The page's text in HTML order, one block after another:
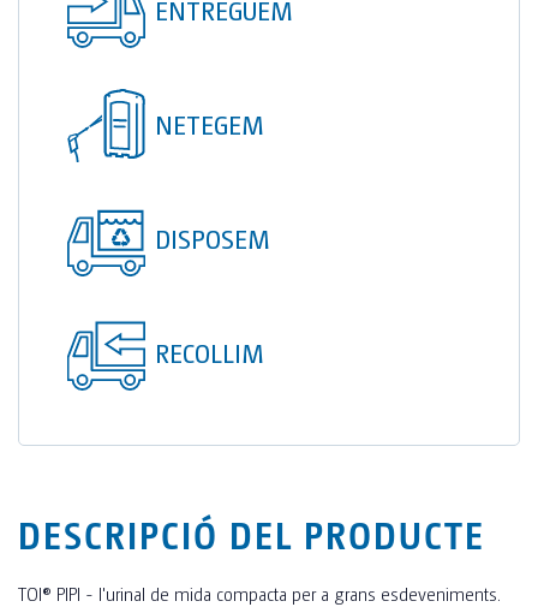
TOI® COLUMNA
TOI® HEATER
TOI® SHOWER
TOI® SHOWER EMERGE
ENTREGUEM
NETEGEM
DISPOSEM
RECOLLIM
DESCRIPCIÓ DEL PRODUCTE
TOI® PIPI - l'urinal de mida compacta per a grans esdeveniments.